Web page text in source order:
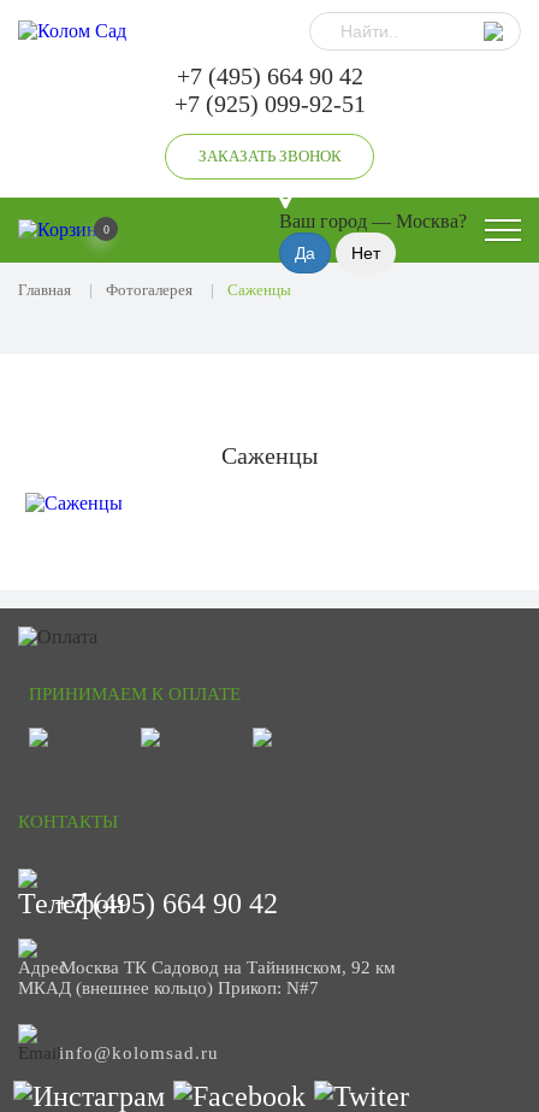
+7 (495) 664 90 42
+7 (925) 099-92-51
ЗАКАЗАТЬ ЗВОНОК
0 Ваш город — Москва?
Главная Фотогалерея Саженцы
Саженцы
ПРИНИМАЕМ К ОПЛАТЕ
КОНТАКТЫ
+7 (495) 664 90 42
Москва ТК Садовод на Тайнинском, 92 км
МКАД (внешнее кольцо) Прикоп: N#7
info@kolomsad.ru